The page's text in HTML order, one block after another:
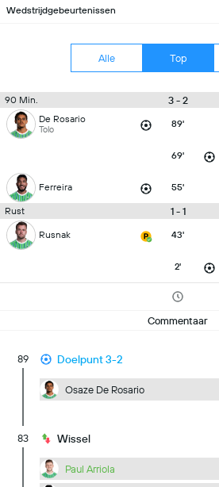
Wedstrijdgebeurtenissen
Alle Top
90 Min. 3 - 2
De Rosario
Tolo 89'
69'
Ferreira 55'
Rust 1 - 1
Rusnak 43'
2'
Commentaar
89 Doelpunt 3-2
Osaze De Rosario
83 Wissel
Paul Arriola